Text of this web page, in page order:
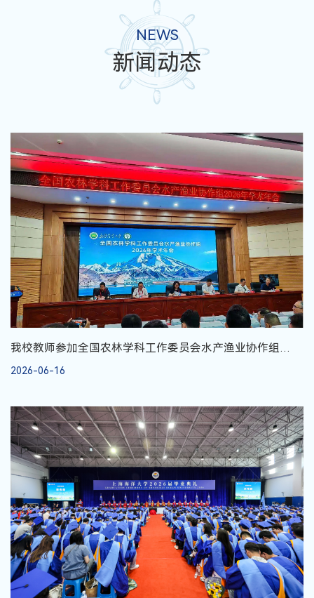
NEWS
新闻动态
我校教师参加全国农林学科工作委员会水产渔业协作组
2026年学术年会
2026-06-16